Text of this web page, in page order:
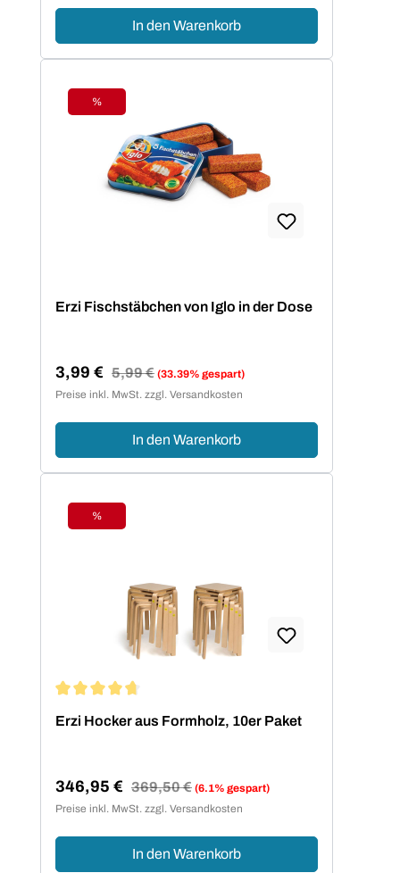
In den Warenkorb
Rabatt
%
Erzi Fischstäbchen von Iglo in der Dose
Verkaufspreis:
3,99 € Regulärer Preis:
5,99 € (33.39% gespart)
Preise inkl. MwSt. zzgl. Versandkosten
In den Warenkorb
Rabatt
%
Erzi Hocker aus Formholz, 10er Paket
Verkaufspreis:
346,95 € Regulärer Preis:
369,50 € (6.1% gespart)
Preise inkl. MwSt. zzgl. Versandkosten
In den Warenkorb